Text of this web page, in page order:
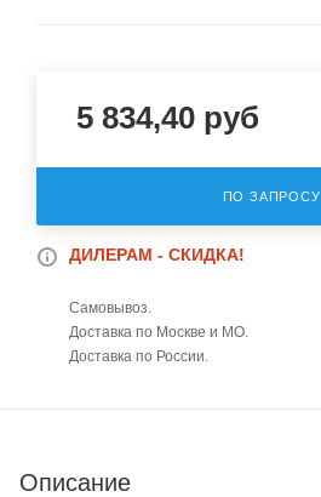
5 834,40 руб
ПО ЗАПРОСУ
ДИЛЕРАМ - СКИДКА!
Самовывоз.
Доставка по Москве и МО.
Доставка по России.
Описание